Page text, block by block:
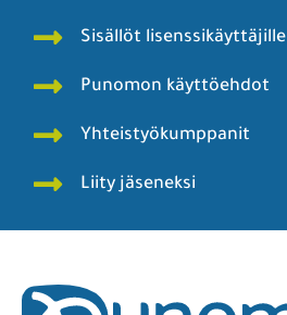
Sisällöt lisenssikäyttäjille
Punomon käyttöehdot
Yhteistyökumppanit
Liity jäseneksi